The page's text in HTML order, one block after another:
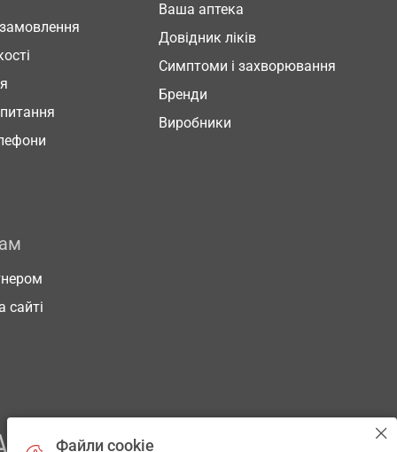
Ваша аптека
Довідник ліків
Симптоми і захворювання
Бренди
Виробники
сайті
ЗДОРОВ’Я
Файли cookie